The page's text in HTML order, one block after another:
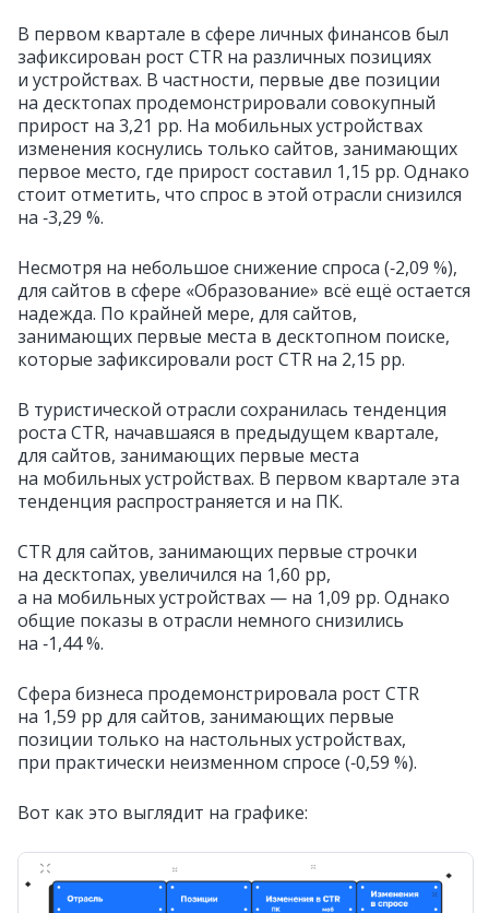
В первом квартале в сфере личных финансов был
зафиксирован рост CTR на различных позициях
и устройствах. В частности, первые две позиции
на десктопах продемонстрировали совокупный
прирост на 3,21 pp. На мобильных устройствах
изменения коснулись только сайтов, занимающих
первое место, где прирост составил 1,15 pp. Однако
стоит отметить, что спрос в этой отрасли снизился
на ‑3,29 %.
Несмотря на небольшое снижение спроса (‑2,09 %),
для сайтов в сфере «Образование» всё ещё остается
надежда. По крайней мере, для сайтов,
занимающих первые места в десктопном поиске,
которые зафиксировали рост CTR на 2,15 pp.
В туристической отрасли сохранилась тенденция
роста CTR, начавшаяся в предыдущем квартале,
для сайтов, занимающих первые места
на мобильных устройствах. В первом квартале эта
тенденция распространяется и на ПК.
CTR для сайтов, занимающих первые строчки
на десктопах, увеличился на 1,60 pp,
а на мобильных устройствах — на 1,09 pp. Однако
общие показы в отрасли немного снизились
на ‑1,44 %.
Сфера бизнеса продемонстрировала рост CTR
на 1,59 pp для сайтов, занимающих первые
позиции только на настольных устройствах,
при практически неизменном спросе (‑0,59 %).
Вот как это выглядит на графике: